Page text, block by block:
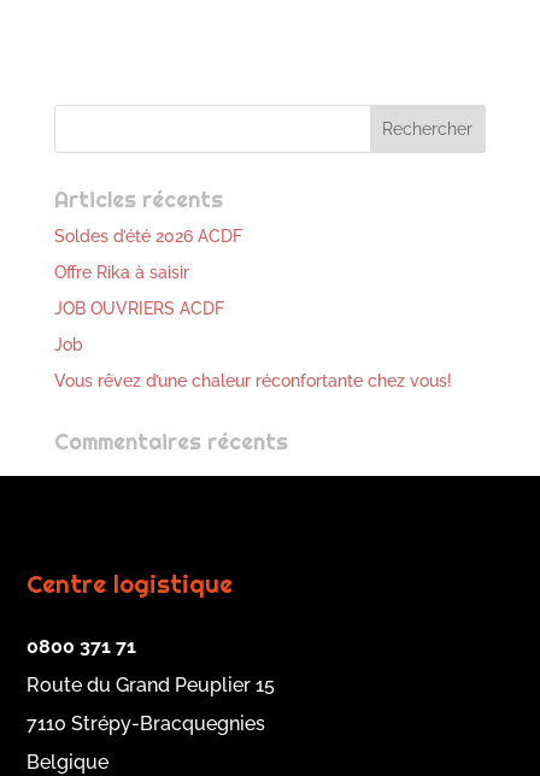
Articles récents
Soldes d’été 2026 ACDF
Offre Rika à saisir
JOB OUVRIERS ACDF
Job
Vous rêvez d’une chaleur réconfortante chez vous!
Commentaires récents
Centre logistique
0800 371 71
Route du Grand Peuplier 15
7110 Strépy-Bracquegnies
Belgique